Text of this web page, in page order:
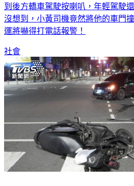
到後方轎車駕駛按喇叭，年輕駕駛
沒想到，小黃司機竟然將他的車門
運將嚇得打電話報警！
社會